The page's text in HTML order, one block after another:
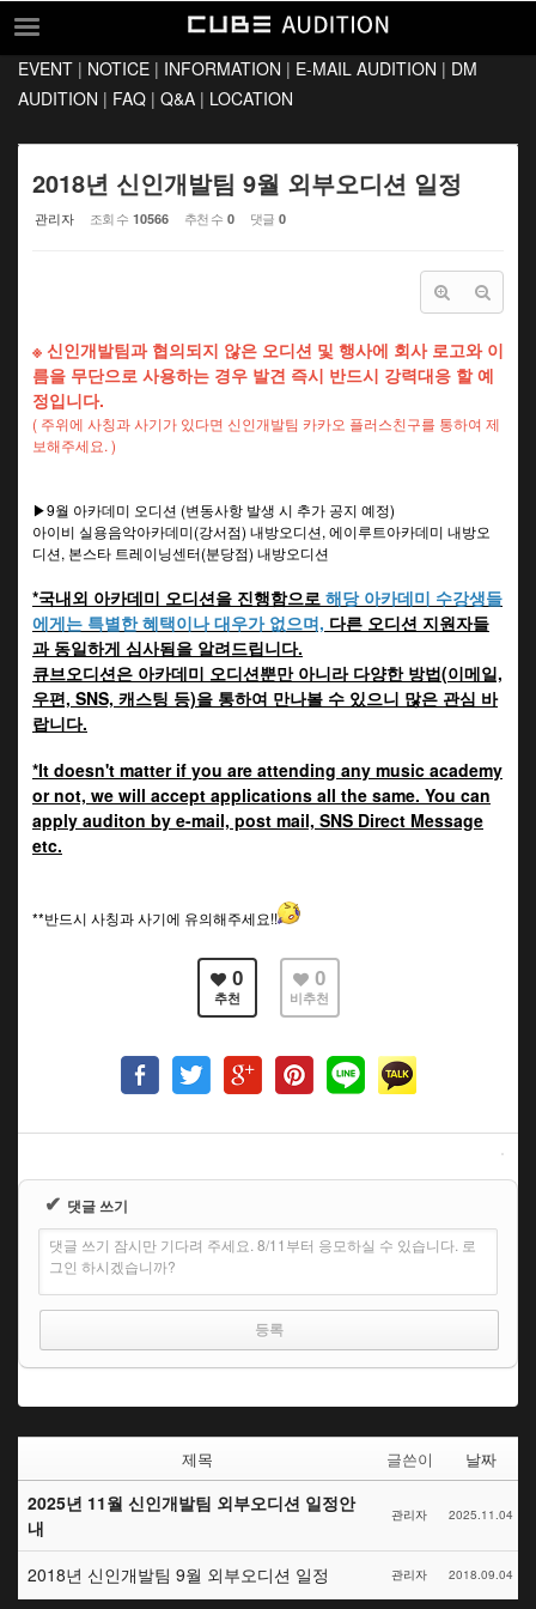
EVENT
INFORMATION
E-MAIL AUDITION
Q&A
LOCATION
EVENT | NOTICE | INFORMATION | E-MAIL AUDITION | DM
AUDITION | FAQ | Q&A | LOCATION
2018년 신인개발팀 9월 외부오디션 일정
관리자 조회 수 10566 추천 수 0 댓글 0
※ 신인개발팀과 협의되지 않은 오디션 및 행사에 회사 로고와 이
름을 무단으로 사용하는 경우 발견 즉시 반드시 강력대응 할 예
정입니다.
( 주위에 사칭과 사기가 있다면 신인개발팀 카카오 플러스친구를 통하여 제
보해주세요. )
▶9월 아카데미 오디션 (변동사항 발생 시 추가 공지 예정)
아이비 실용음악아카데미(강서점) 내방오디션, 에이루트아카데미 내방오
디션, 본스타 트레이닝센터(분당점) 내방오디션
*국내외 아카데미 오디션을 진행함으로 해당 아카데미 수강생들
에게는 특별한 혜택이나 대우가 없으며, 다른 오디션 지원자들
과 동일하게 심사됨을 알려드립니다.
큐브오디션은 아카데미 오디션뿐만 아니라 다양한 방법(이메일,
우편, SNS, 캐스팅 등)을 통하여 만나볼 수 있으니 많은 관심 바
랍니다.
*It doesn't matter if you are attending any music academy
or not, we will accept applications all the same. You can
apply auditon by e-mail, post mail, SNS Direct Message
etc.
**반드시 사칭과 사기에 유의해주세요!!
0
추천
0
비추천
✔ 댓글 쓰기
댓글 쓰기 잠시만 기다려 주세요. 8/11부터 응모하실 수 있습니다. 로
그인 하시겠습니까?
제목 글쓴이 날짜
2025년 11월 신인개발팀 외부오디션 일정안
내
관리자 2025.11.04
2018년 신인개발팀 9월 외부오디션 일정 관리자 2018.09.04